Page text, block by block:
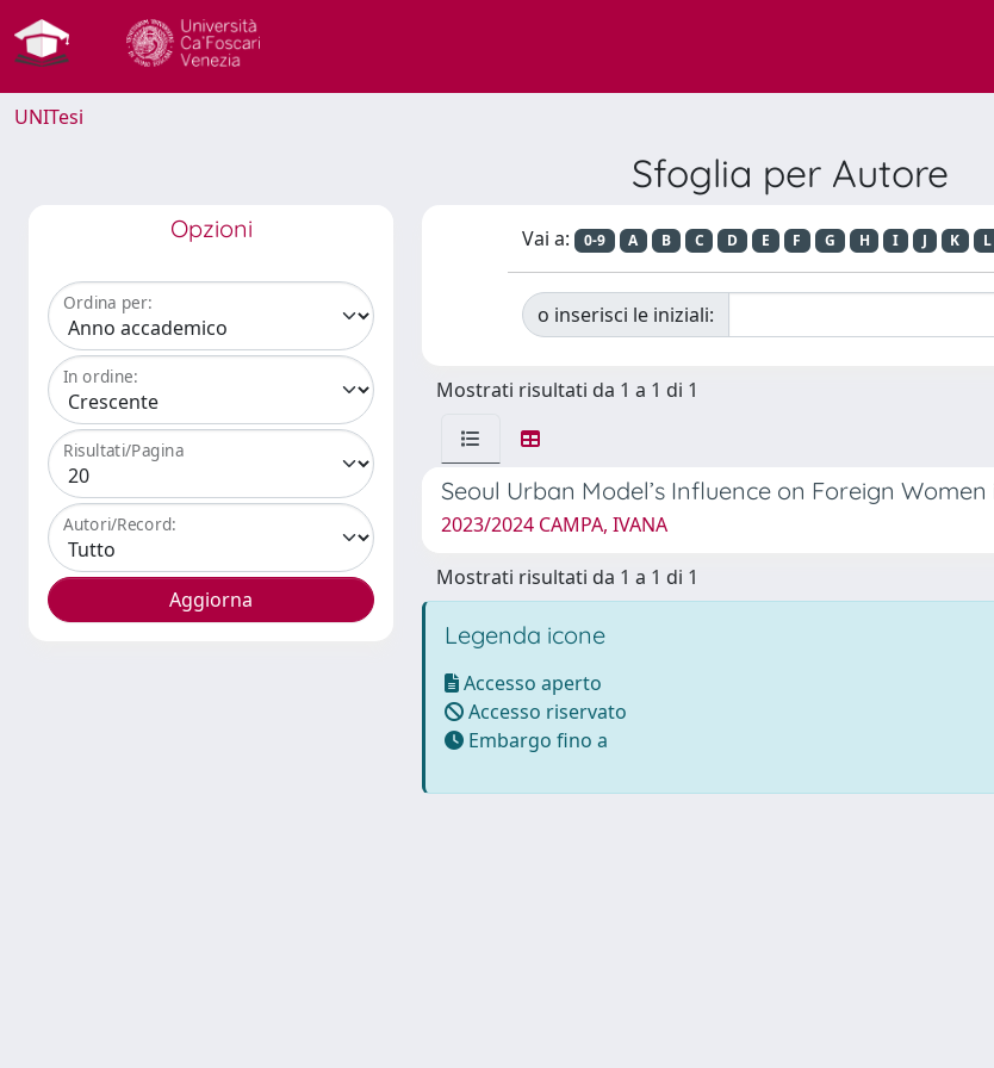
UNITesi
Sfoglia per Autore
Opzioni
Ordina per:
In ordine:
Risultati/Pagina
Autori/Record:
Vai a: 0-9 A B C D E F G H I J K L
o inserisci le iniziali:
Mostrati risultati da 1 a 1 di 1
Seoul Urban Model’s Influence on Foreign
2023/2024 CAMPA, IVANA
Mostrati risultati da 1 a 1 di 1
Legenda icone
Accesso aperto
Accesso riservato
Embargo fino a